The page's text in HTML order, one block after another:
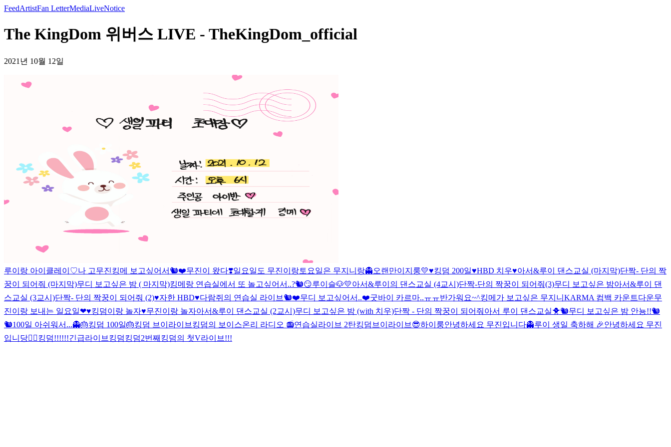
FeedArtistFan LetterMediaLiveNotice
The KingDom 위버스 LIVE - TheKingDom_official
2021년 10월 12일
루이랑 아이클레이♡나 고무진킹메 보고싶어서🐿❤무진이 왔다❣일요일도 무진이랑토요일은 무지니랑👻오랜만이지룽💛♥킹덤 200일♥HBD 치우♥아서&루이 댄스교실 (마지막)단짝- 단의 짝
꿍이 되어줘 (마지막)무디 보고싶은 밤 ( 마지막)킹메랑 연습실에서 또 놀고싶어서..?🐿😏루이슬🐶💛아서&루이의 댄스교실 (4교시)단짝-단의 짝꿍이 되어줘(3)무디 보고싶은 밤아서&루이 댄
스교실 (3교시)단짝- 단의 짝꿍이 되어줘 (2)♥자한 HBD♥다람쥐의 연습실 라이브🐿❤무디 보고싶어서..❤굿바이 카르마..ㅠㅠ반가워요~^킹메가 보고싶은 무지니 KARMA 컴백 카운트다운무
진이랑 보내는 일요일❤♥︎킹덤이랑 놀자♥︎무진이랑 놀자아서&루이 댄스교실 (2교시)무디 보고싶은 밤 (with 치우)단짝 - 단의 짝꿍이 되어줘 아서 루이 댄스교실🐥🐿무디 보고싶은 밤 안뇽!!🐿
🐿100일 아쉬워서...👻🎂킹덤 100일🎂킹덤 브이라이브 킹덤의 보이스온리 라디오 📻연습실라이브 2탄킹덤브이라이브😎하이룽안녕하세요 무진입니다👻루이 생일 축하해 🎉안녕하세요 무진
입니당🙋‍♂️킹덤!!!!!!긴급라이브 킹덤킹덤2번째 킹덤의 첫V라이브!!!